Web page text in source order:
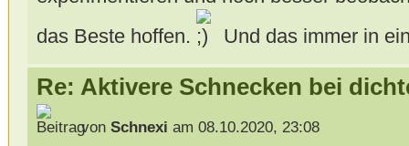
das Beste hoffen.
Und das immer in
Re: Aktivere Schnecken bei
von Schnexi am 08.10.2020, 23:08